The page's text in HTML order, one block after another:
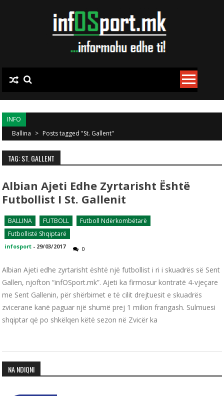
INFO
Ballina > Posts tagged "St. Gallent"
TAG: ST. GALLENT
Albian Ajeti Edhe Zyrtarisht Është
Futbollist I St. Gallenit
BALLINA FUTBOLL
Futboll Ndërkombëtarë
Futbollistë Shqiptarë
infosport - 29/03/2017 0
Albian Ajeti edhe zyrtarisht është një futbollist i ri i skuadrës së Sent
Gallen, njofton “infOSport.mk”. Ajeti ka firmosur kontratë 4-vjeçare
me Sent Gallenin, për shërbimet e të cilit drejtuesit e skuadrës
zvicerane kanë paguar një shumë prej 1 milion frangash. Sulmuesi
shqiptar që po shkëlqen këtë sezon në Zvicër ka
NA NDIQNI